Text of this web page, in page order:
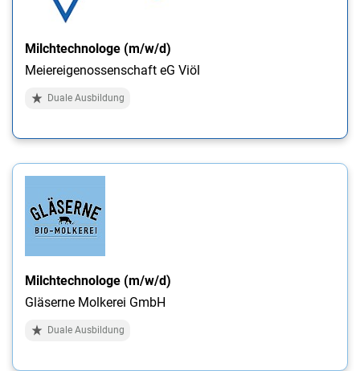
Milchtechnologe (m/w/d)
Meiereigenossenschaft eG Viöl
Duale Ausbildung
Milchtechnologe (m/w/d)
Gläserne Molkerei GmbH
Duale Ausbildung